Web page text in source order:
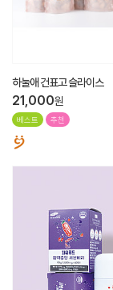
하눌애 건표고 슬라이스
21,000원
베스트 추천